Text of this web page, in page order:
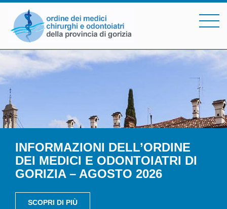
INFORMAZIONI DELL’ORDINE
DEI MEDICI E ODONTOIATRI DI
GORIZIA – AGOSTO 2026
SCOPRI DI PIÙ